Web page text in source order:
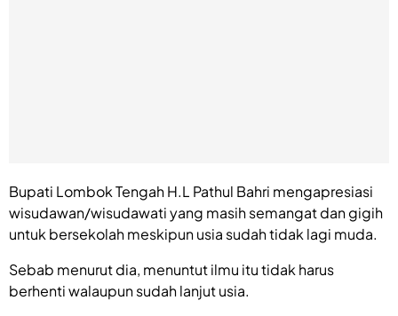
Bupati Lombok Tengah H.L Pathul Bahri mengapresiasi
wisudawan/wisudawati yang masih semangat dan gigih
untuk bersekolah meskipun usia sudah tidak lagi muda.
Sebab menurut dia, menuntutilmu itu tidak harus
berhenti walaupun sudah lanjut usia.